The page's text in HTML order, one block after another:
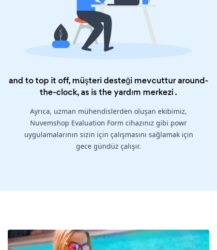
and to top it off, müşteri desteği mevcuttur around-
the-clock, as is theyardım merkezi.
Ayrıca, uzman mühendislerden oluşan ekibimiz,
Nuvemshop Evaluation Form cihazınız gibi powr
uygulamalarının sizin için çalışmasını sağlamak için
gece gündüz çalışır.